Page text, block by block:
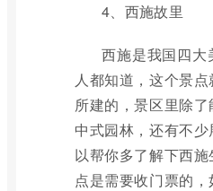
4、西施故里
西施是我国四大
人都知道，这个景
所建的，景区里除
中式园林，还有不
以帮你多了解下西
点是需要收门票的